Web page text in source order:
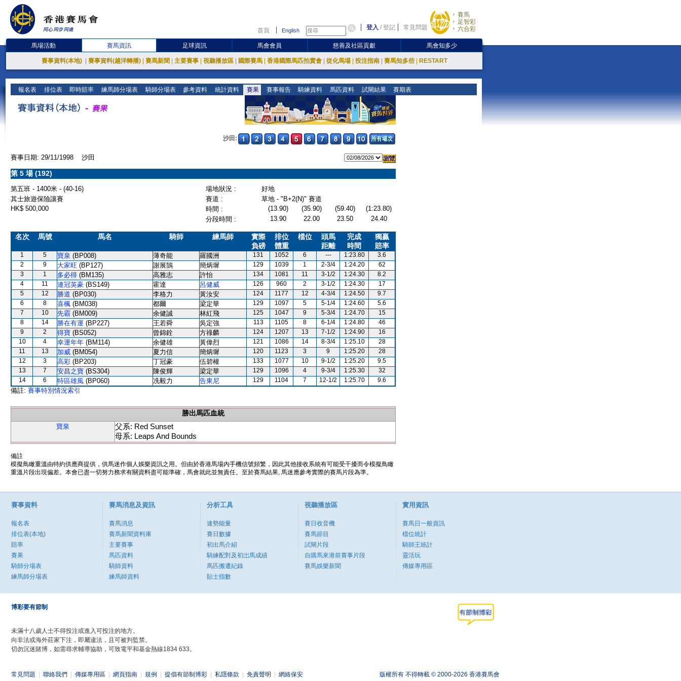
首頁 English 登入 /登記 常見問題
賽馬
足智彩
六合彩
馬場活動 賽馬資訊 足球資訊 馬會會員 慈善及社區貢獻 馬會知多少
賽事資料(本地) 賽事資料(越洋轉播) 賽馬新聞 主要賽事 視聽播放區 國際賽馬 香港國際馬匹拍賣會 從化馬場 投注指南 賽馬知多些 RESTART
報名表 排位表 即時賠率 練馬師分場表 騎師分場表 參考資料 統計資料 賽果 賽事報告 騎練資料 馬匹資料 試閘結果 賽期表
沙田:
賽事日期: 29/11/1998 沙田
第 5 場 (192)
第五班 - 1400米 - (40-16) 場地狀況 :
好地
其士旅遊保險讓賽
賽道 :
草地 - "B+2(N)" 賽道
HK$ 500,000
時間 : (13.90) (35.90) (59.40)
(1:23.80)
分段時間 :
13.90 22.00 23.50 24.40
名次 馬號 馬名 騎師 練馬師
實際
負磅
排位
體重
檔位
頭馬
距離
完成
時間
獨贏
賠率
1 5 寶泉 (BP008) 薄奇能 羅國洲 131 1052 6 --- 1:23.80
3.6
2
9 大家旺 (BP127) 謝展鵠 簡炳墀 129 1039 1 2-3/4 1:24.20
62
3
1 多必得 (BM135) 高雅志 許怡 134 1081 11 3-1/2 1:24.30
8.2
4
11 連冠英豪 (BS149) 霍達 呂健威 126 960 2 3-1/2 1:24.30
17
5
12 勝道 (BP030) 李格力 黃汝安 124 1177 12 4-3/4 1:24.50
9.7
6
8 喜楓 (BM038) 都爾 梁定華 129 1097 5 5-1/4 1:24.60
5.6
7
10 先霸 (BM009) 余健誠 林紅飛 125 1047 9 5-3/4 1:24.70
15
8
14 勝在有運 (BP227) 王若舜 吳定強 113 1105 8 6-1/4 1:24.80
46
9
2 得寶 (BS052) 曾錦銓 方祿麟 124 1207 13 7-1/2 1:24.90
16
10
4 幸運年年 (BM114) 余健雄 黃偉烈 121 1086 14 8-3/4 1:25.10
28
11
13 加威 (BM054) 夏力信 簡炳墀 120 1123 3 9 1:25.20
28
12
3 高彩 (BP203) 丁冠豪 伍碧權 133 1077 10 9-1/2 1:25.20
9.5
13
7 安昌之寶 (BS304) 陳俊輝 梁定華 129 1096 4 9-3/4 1:25.30
32
14
6 特區雄風 (BP060) 冼毅力 告東尼 129 1104 7 12-1/2 1:25.70 9.6
備註: 賽事特別情況索引
勝出馬匹血統
寶泉
父系: Red Sunset
母系: Leaps And Bounds
備註
模擬鳥瞰重溫由特約供應商提供，供馬迷作個人娛樂資訊之用。但由於香港馬場內手機信號頻繁，因此其他接收系統有可能受干擾而令模擬鳥瞰
重溫片段出現偏差。本會已盡一切努力務求有關資料盡可能準確，馬會就此並無責任。至於賽馬結果, 馬迷應參考實際的賽馬片段為準。
賽事資料
報名表
排位表(本地)
賠率
賽果
騎師分場表
練馬師分場表
賽馬消息及資訊
賽馬消息
賽馬新聞資料庫
主要賽事
馬匹資料
騎師資料
練馬師資料
分析工具
速勢能量
賽日數據
初出馬介紹
騎練配對及初岀馬成績
馬匹搬遷紀錄
貼士指數
視聽播放區
賽日收音機
賽馬節目
試閘片段
自購馬來港前賽事片段
賽馬娛樂新聞
實用資訊
賽馬日一般資訊
檔位統計
騎師王統計
靈活玩
傳媒專用區
博彩要有節制
未滿十八歲人士不得投注或進入可投注的地方。
向非法或海外莊家下注，即屬違法，且可被判監禁。
切勿沉迷賭博，如需尋求輔導協助，可致電平和基金熱線1834 633。
常見問題 聯絡我們 傳媒專用區 網頁指南 規例 提倡有節制博彩 私隱條款 免責聲明 網絡保安 版權所有 不得轉載 © 2000-2026 香港賽馬會